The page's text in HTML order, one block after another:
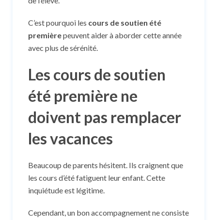
C’est pourquoi les cours de soutien été
premièrepeuvent aider à aborder cette année
avec plus de sérénité.
Les cours de soutien
été première ne
doivent pas remplacer
les vacances
Beaucoup de parents hésitent. Ils craignent que
les cours d’été fatiguent leur enfant. Cette
inquiétude est légitime.
Cependant, un bon accompagnement ne consiste